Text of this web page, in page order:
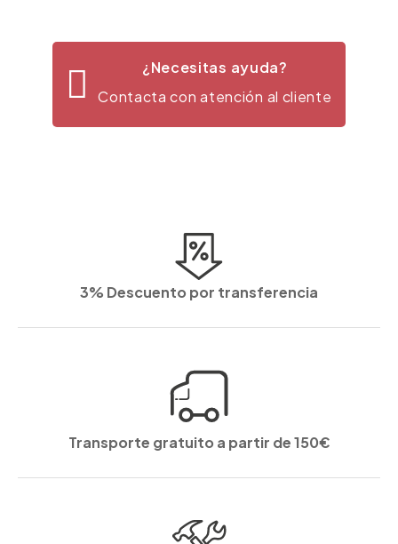
¿Necesitas ayuda?
Contacta con atención al cliente
3% Descuento por transferencia
Transporte gratuito a partir de 150€